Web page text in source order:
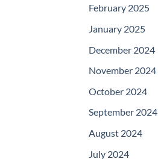
February 2025
January 2025
December 2024
November 2024
October 2024
September 2024
August 2024
July 2024